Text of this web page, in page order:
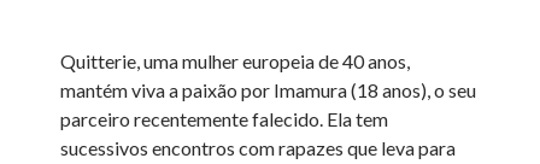
Quitterie, uma mulher europeia de 40 anos,
mantém viva a paixão por Imamura (18 anos), o seu
parceiro recentemente falecido. Ela tem
sucessivos encontros com rapazes que leva para